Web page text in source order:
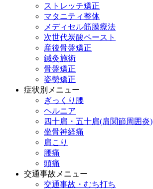
ストレッチ矯正
マタニティ整体
メディセル筋膜療法
次世代炭酸ペースト
産後骨盤矯正
鍼灸施術
骨盤矯正
姿勢矯正
症状別メニュー
ぎっくり腰
ヘルニア
四十肩・五十肩(肩関節周囲炎)
坐骨神経痛
肩こり
腰痛
頭痛
交通事故メニュー
交通事故・むち打ち